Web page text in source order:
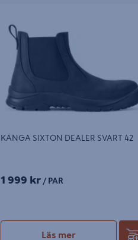
KÄNGA SIXTON DEALER SVART 42
1 999 kr / PAR
Läs mer